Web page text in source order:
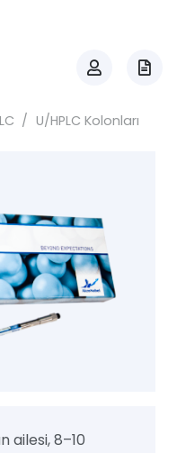
/ U/HPLC Kolonları
ailesi, 8–10